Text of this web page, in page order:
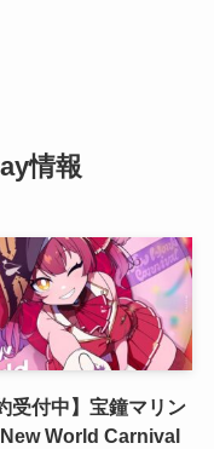
情報
受付中】宝鐘マリン
World Carnival